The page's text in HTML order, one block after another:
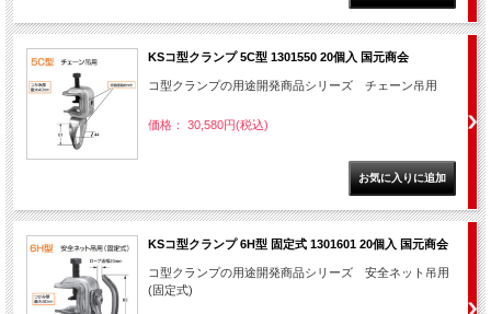
KSコ型クランプ 5C型 1301550 20個入 国元商会
コ型クランプの用途開発商品シリーズ チェーン吊用
価格： 30,580円(税込)
KSコ型クランプ 6H型 固定式 1301601 20個入 国元商会
コ型クランプの用途開発商品シリーズ 安全ネット吊用
(固定式)